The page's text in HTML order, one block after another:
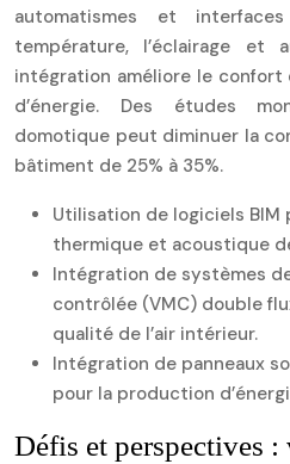
automatismes et
température, l’éclairage et
intégration améliore le
d’énergie. Des études
domotique peut diminuer la
bâtiment de 25% à 35%.
Utilisation de logiciels BIM
thermique et acoustique
Intégration de systèmes
contrôlée (VMC) double
qualité de l’air intérieur.
Intégration de panneaux
pour la production
Défis et perspectives :